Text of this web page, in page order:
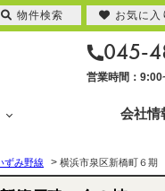
045-
営業時間：
会社情
ずみ野線 > 横浜市泉区新橋町６
物件検索 お気に入